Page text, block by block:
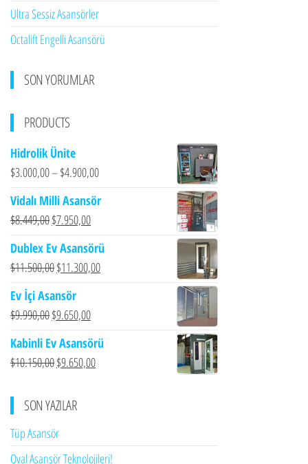
Ultra Sessiz Asansörler
Octalift Engelli Asansörü
SON YORUMLAR
PRODUCTS
Hidrolik Ünite
$3.000,00–$4.900,00
Vidalı Milli Asansör
$8.449,00Orijinal
$8.449,00.
$7.950,00Şu
fiyat:
$7.950,00.
Dublex Ev Asansörü
$11.500,00Orijinal
$11.500,00.
$11.300,00Şu
Ev İçi Asansör
$9.990,00Orijinal
$9.990,00.
$9.650,00Şu
fiyat:
$9.650,00.
Kabinli Ev Asansörü
$10.150,00Orijinal
$10.150,00.
$9.650,00Şu
SON YAZILAR
Tüp Asansör
Oval Asansör Teknolojileri!